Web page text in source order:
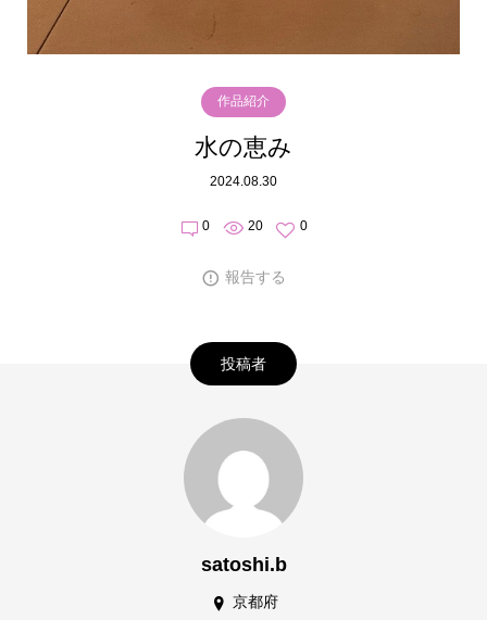
作品紹介
水の恵み
2024.08.30
0 20 0
報告する
投稿者
satoshi.b
京都府